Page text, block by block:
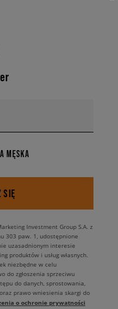
MĘSKA
SIĘ
Investment Group S.A. z
303 paw. 1, udostępnione
uzasadnionym interesie
produktów i usług własnych.
niezbędne w celu
do zgłoszenia sprzeciwu
do danych, sprostowania,
prawo wniesienia skargi do
o ochronie prywatności